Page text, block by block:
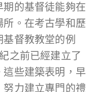
的基督徒能夠在
。在考古學和歷
督教教堂的例
之前已經建立了
些建築表明，早
力建立專門的禮